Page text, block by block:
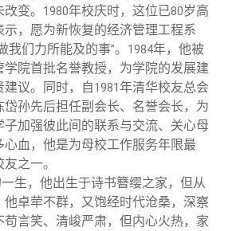
变。
1980年校庆时，这位已80岁高
，愿为新恢复的经济管理工程系
我们力所能及的事”。 1984年，他被
院首批名誉教授，为学院的发展建
议。同时，自1981 年清华校友总会
孙先后担任副会长、名誉会长，为
加强彼此间的联系与交流、关心母
心血，他是为母校工作服务年限最
之一。
生，他出生于诗书簪缨之家，但从
他卓荦不群，又饱经时代沧桑，深察
言笑、清峻严肃，但内心火热，家